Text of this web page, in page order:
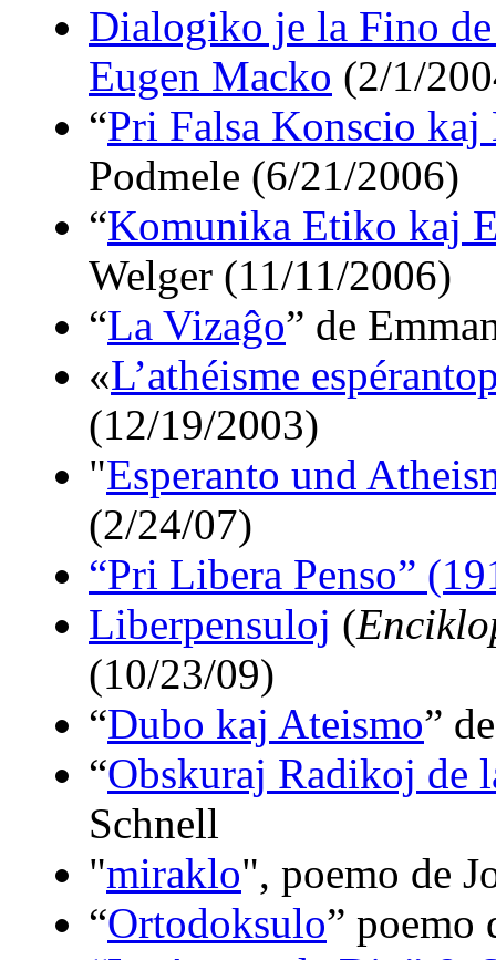
Dialogiko je la Fino
Eugen Macko (2/1/
“Pri Falsa Konscio
Podmele (6/21/2006)
“Komunika Etiko kaj
Welger (11/11/2006)
“La Vizaĝo” de
«L’athéisme
(12/19/2003)
"Esperanto und
(2/24/07)
“Pri Libera Penso”
Liberpensuloj (
(10/23/09)
“Dubo kaj Ateismo”
“Obskuraj Radikoj de
Schnell
"miraklo", poemo de
“Ortodoksulo”